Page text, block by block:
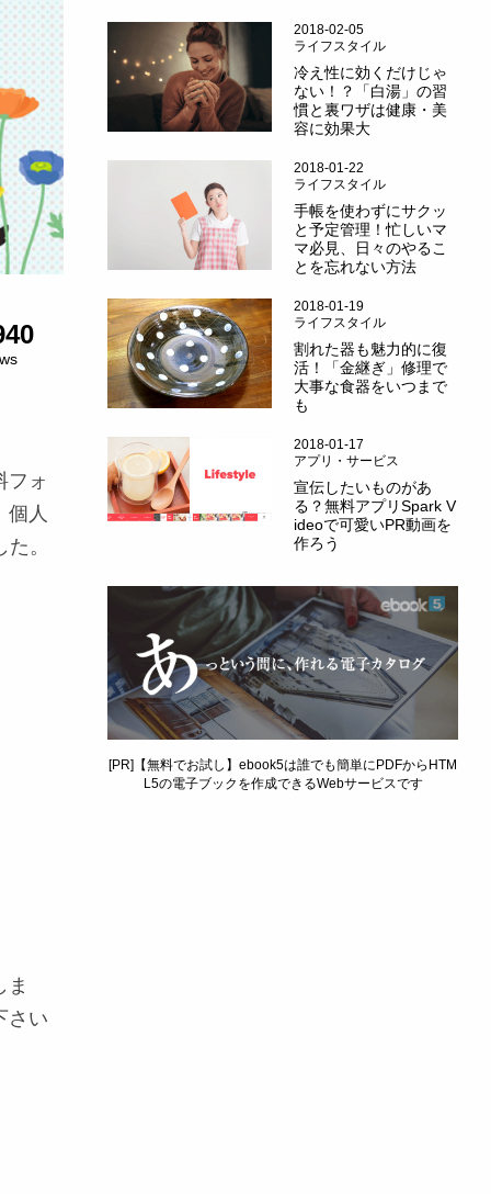
フォ
個人
。
ま
さい
2018-02-05
ライフスタイル
冷え性に効くだけじゃ
ない！？「白湯」の習
慣と裏ワザは健康・美
容に効果大
2018-01-22
ライフスタイル
手帳を使わずにサクッ
と予定管理！忙しいマ
マ必見、日々のやるこ
とを忘れない方法
2018-01-19
ライフスタイル
割れた器も魅力的に復
活！「金継ぎ」修理で
大事な食器をいつまで
も
2018-01-17
アプリ・サービス
宣伝したいものがあ
る？無料アプリSpark V
ideoで可愛いPR動画を
作ろう
[PR]【無料でお試し】ebook5は誰でも簡単にPDFからHTM
L5の電子ブックを作成できるWebサービスです